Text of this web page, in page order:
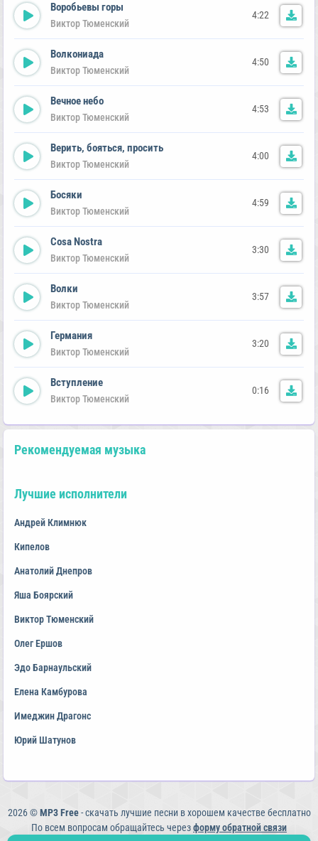
Воробьевы горы
Виктор Тюменский
4:22
Волкониада
Виктор Тюменский
4:50
Вечное небо
Виктор Тюменский
4:53
Верить, бояться, просить
Виктор Тюменский
4:00
Босяки
Виктор Тюменский
4:59
Cosa Nostra
Виктор Тюменский
3:30
Волки
Виктор Тюменский
3:57
Германия
Виктор Тюменский
3:20
Вступление
Виктор Тюменский
0:16
Рекомендуемая музыка
Лучшие исполнители
Андрей Климнюк
Кипелов
Анатолий Днепров
Яша Боярский
Виктор Тюменский
Олег Ершов
Эдо Барнаульский
Елена Камбурова
Имеджин Драгонс
Юрий Шатунов
2026 ©MP3 Free- скачать лучшие песни в хорошем качестве бесплатно
По всем вопросам обращайтесь черезформу обратной связи